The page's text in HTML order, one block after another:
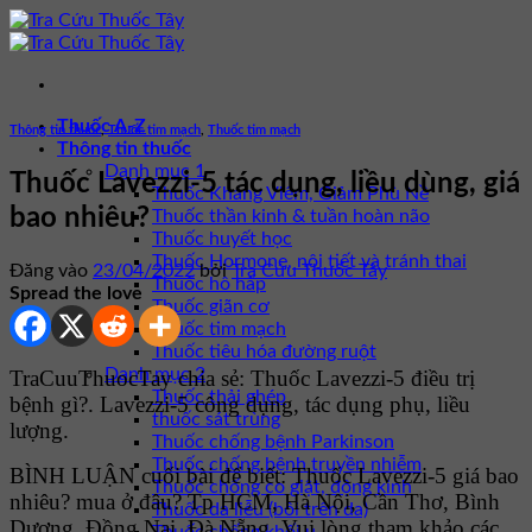
Bỏ
qua
dung
Thuốc A-Z
Thông tin thuốc
Danh mục 1
Thuốc Kháng Viêm, Giảm Phù Nề
Thuốc thần kinh & tuần hoàn não
Thuốc huyết học
Thuốc Hormone, nội tiết và tránh thai
Thuốc hô hấp
Thuốc giãn cơ
Thuốc tim mạch
Thuốc tiêu hóa đường ruột
Danh mục 2
Thuốc thải ghép
thuốc sát trùng
Thuốc chống bệnh Parkinson
Thuốc chống bệnh truyền nhiễm
Thuốc chống co giật, động kinh
Thuốc da liễu (bôi trên da)
Thông tin thuốc,Thuốc tim mạch Thuốc tim mạch
Thuốc Lavezzi-5 tác dụng, liều dùng, giá
bao nhiêu?
Đăng vào 23/04/2022 bởiTra Cứu Thuốc Tây
Spread the love
TraCuuThuocTay chia sẻ: Thuốc Lavezzi-5 điều trị
bệnh gì?. Lavezzi-5 công dụng, tác dụng phụ, liều
lượng.
BÌNH LUẬN cuối bài để biết: Thuốc Lavezzi-5 giá bao
nhiêu? mua ở đâu? Tp HCM, Hà Nội, Cần Thơ, Bình